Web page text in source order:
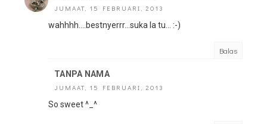
JUMAAT, 15 FEBRUARI, 2013
wahhhh....bestnyerrr...suka la tu... :-)
Balas
TANPA NAMA
JUMAAT, 15 FEBRUARI, 2013
So sweet ^_^